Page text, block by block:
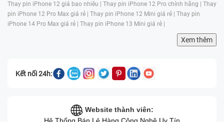
Thay pin iPhone 12 giá bao nhiêu | Thay pin iPhone 12 Pro chính hãng | Thay
pin iPhone 12 Pro Max giá rẻ | Thay pin iPhone 12 Mini giá rẻ | Thay pin
iPhone 14 Pro Max giá rẻ | Thay pin iPhone 13 Mini giá rẻ |
Xem thêm
Kết nối 24h:
Website thành viên: